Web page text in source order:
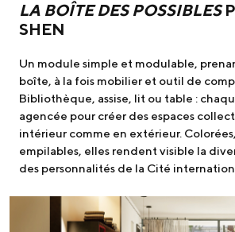
LA BOÎTE DES POSSIBLES
SHEN
Un module simple et modulable,
boîte, à la fois mobilier et outil de
Bibliothèque, assise, lit ou table :
agencée pour créer des espaces
intérieur comme en extérieur.
empilables, elles rendent visible la
des personnalités de la Cité